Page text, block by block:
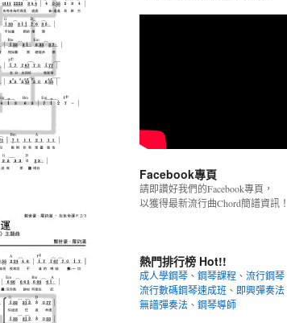
Facebook專頁
請即讚好我們的Facebook專頁，
以獲得最新流行曲Chord簡譜資訊！
熱門排行榜 Hot!!
成人學鋼琴 、 鋼琴課程 、 流行鋼琴
流行數碼鋼琴速成班 、 即興彈奏法
無譜彈奏法 、 鋼琴導師